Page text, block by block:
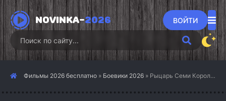
NOVINKA-2026 ВОЙТИ
Фильмы 2026 бесплатно » Боевики 2026 » Рыцарь Семи Королевств (2026)